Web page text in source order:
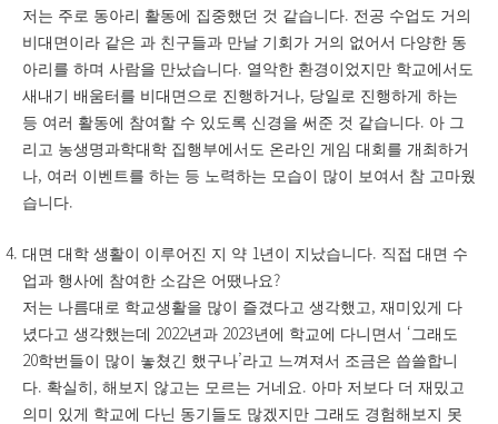
저는 주로 동아리 활동에 집중했던 것 같습니다. 전공 수업도 거의
비대면이라 같은 과 친구들과 만날 기회가 거의 없어서 다양한 동
아리를 하며 사람을 만났습니다. 열악한 환경이었지만 학교에서도
새내기 배움터를 비대면으로 진행하거나, 당일로 진행하게 하는
등 여러 활동에 참여할 수 있도록 신경을 써준 것 같습니다. 아 그
리고 농생명과학대학 집행부에서도 온라인 게임 대회를 개최하거
나, 여러 이벤트를 하는 등 노력하는 모습이 많이 보여서 참 고마웠
습니다.
대면 대학 생활이 이루어진 지 약 1년이 지났습니다. 직접 대면 수
업과 행사에 참여한 소감은 어땠나요?
저는 나름대로 학교생활을 많이 즐겼다고 생각했고, 재미있게 다
녔다고 생각했는데 2022년과 2023년에 학교에 다니면서 ‘그래도
20학번들이 많이 놓쳤긴 했구나’라고 느껴져서 조금은 씁쓸합니
다. 확실히 , 해보지 않고는 모르는 거네요. 아마 저보다 더 재밌고
의미 있게 학교에 다닌 동기들도 많겠지만 그래도 경험해보지 못